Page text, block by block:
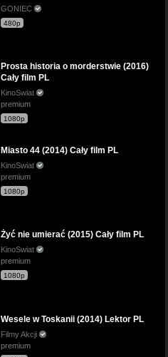
GONIEC
480p
Prosta historia o morderstwie (2016)
Cały film PL
KinoSwiat
premium
1080p
Miasto 44 (2014) Cały film PL
KinoSwiat
premium
1080p
Żyć nie umierać (2015) Cały film PL
KinoSwiat
premium
1080p
Wesele w Toskanii (2014) Lektor PL
Filmy Akcji
premium